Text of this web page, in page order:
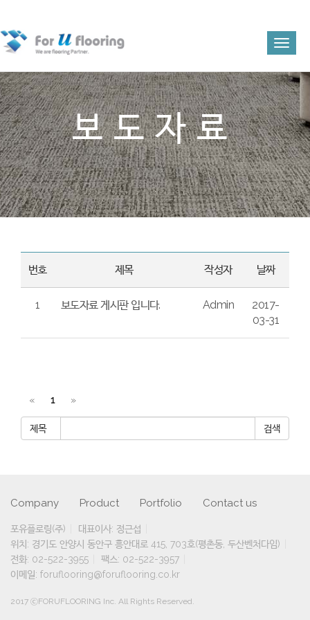
보도자료
번호 제목 작성자 날짜
1 보도자료 게시판 입니다. Admin
2017-
03-31
« 1 »
제목
Company Product Portfolio Contact us
포유플로링(주)
대표이사: 정근섭
위치: 경기도 안양시 동안구 흥안대로 415, 703호(평촌동, 두산벤처다임)
전화: 02-522-3955
팩스: 02-522-3957
이메일: foruflooring@foruflooring.co.kr
2017 ⓒFORUFLOORING Inc. All Rights Reserved.